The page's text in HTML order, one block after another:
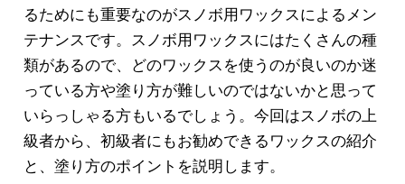
るためにも重要なのがスノボ用ワックスによるメン
テナンスです。スノボ用ワックスにはたくさんの種
類があるので、どのワックスを使うのが良いのか迷
っている方や塗り方が難しいのではないかと思って
いらっしゃる方もいるでしょう。今回はスノボの上
級者から、初級者にもお勧めできるワックスの紹介
と、塗り方のポイントを説明します。